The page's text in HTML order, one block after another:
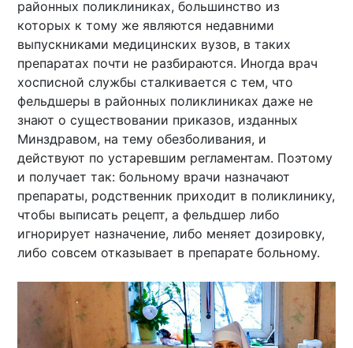
районных поликлиниках, большинство из
которых к тому же являются недавними
выпускниками медицинских вузов, в таких
препаратах почти не разбираются. Иногда врач
хосписной службы сталкивается с тем, что
фельдшеры в районных поликлиниках даже не
знают о существовании приказов, изданных
Минздравом, на тему обезболивания, и
действуют по устаревшим регламентам. Поэтому
и получает так: больному врачи назначают
препараты, родственник приходит в поликлинику,
чтобы выписать рецепт, а фельдшер либо
игнорирует назначение, либо меняет дозировку,
либо совсем отказывает в препарате больному.